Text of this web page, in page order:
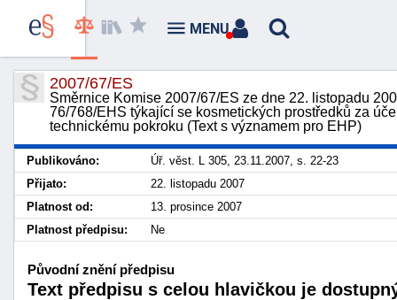
2007/67/ES
Směrnice Komise 2007/67/ES ze dne 22. listopadu
76/768/EHS týkající se kosmetických prostředků za
technickému pokroku (Text s významem pro EHP)
Publikováno:
Úř. věst. L 305, 23.11.2007, s. 22-23
Přijato:
22. listopadu 2007
Platnost od:
13. prosince 2007
Platnost předpisu:
Ne
Původní znění předpisu
Text předpisu s celou hlavičkou je
MENU